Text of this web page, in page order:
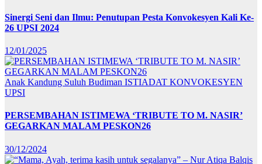
Sinergi Seni dan Ilmu: Penutupan Pesta Konvokesyen Kali Ke-
26 UPSI 2024
12/01/2025
Anak Kandung Suluh Budiman ISTIADAT KONVOKESYEN
UPSI
PERSEMBAHAN ISTIMEWA ‘TRIBUTE TO M. NASIR’
GEGARKAN MALAM PESKON26
30/12/2024